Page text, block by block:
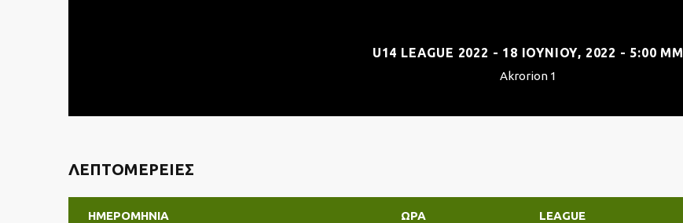
U14 LEAGUE 2022 - 18 ΙΟΥΝΊΟΥ, 2022 - 5:00 ΜΜ
Akrorion 1
ΛΕΠΤΟΜΈΡΕΙΕΣ
ΗΜΕΡΟΜΗΝΊΑ ΏΡΑ LEAGUE